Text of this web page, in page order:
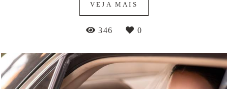
VEJA MAIS
346 0